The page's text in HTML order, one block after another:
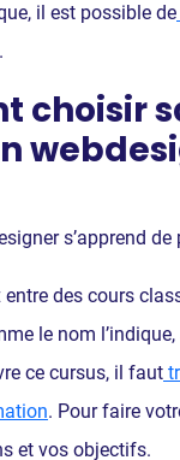
il est possible de
.
choisir
s’apprend
des cours
le nom
ce cursus, il faut
. Pour faire
et vos objectifs.